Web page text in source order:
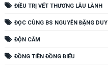
ĐIỀU TRỊ VẾT THƯƠNG LÂU LÀNH
ĐỌC CÙNG BS NGUYỄN ĐẶNG DUY
ĐỘN CẰM
ĐỒNG TIỀN ĐỒNG ĐIẾU